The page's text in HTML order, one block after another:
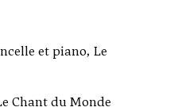
et piano, Le
Chant du Monde